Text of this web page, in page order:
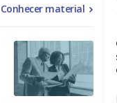
Conhecer material